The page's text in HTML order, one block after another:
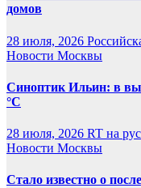
домов
28 июля, 2026
Новости Москвы
Синоптик Ильин: в
°C
28 июля, 2026 RT на
Новости Москвы
Стало известно о